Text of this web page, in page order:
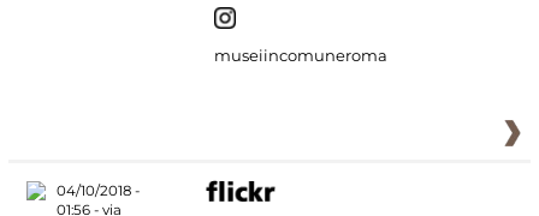
museiincomuneroma